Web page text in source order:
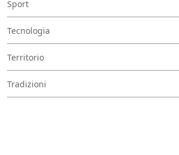
Sport
Tecnologia
Territorio
Tradizioni